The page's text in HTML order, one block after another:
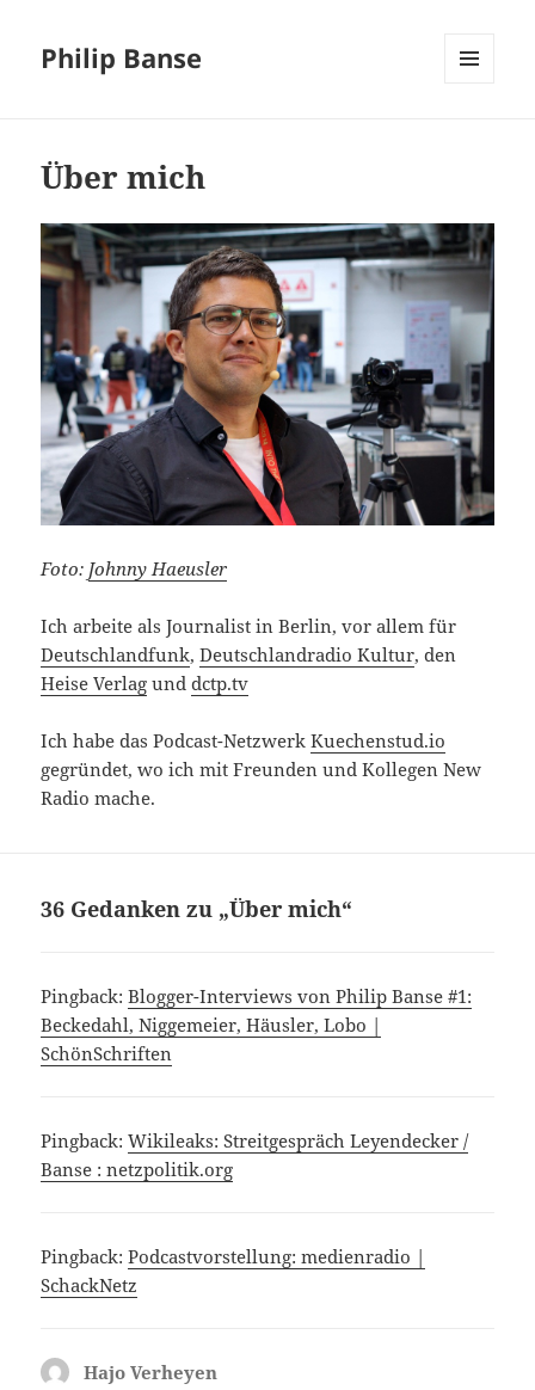
Philip Banse
Über mich
Foto: Johnny Haeusler
Ich arbeite als Journalist in Berlin, vor allem für
Deutschlandfunk,Deutschlandradio Kultur, den
Heise Verlag unddctp.tv
Ich habe das Podcast-NetzwerkKuechenstud.io
gegründet, wo ich mit Freunden und Kollegen New
Radio mache.
36 Gedanken zu „Über mich“
Pingback:Blogger-Interviews von Philip Banse #1:
Beckedahl, Niggemeier, Häusler, Lobo |
SchönSchriften
Pingback:Wikileaks: Streitgespräch Leyendecker /
Banse : netzpolitik.org
Pingback:Podcastvorstellung: medienradio |
SchackNetz
Hajo Verheyen